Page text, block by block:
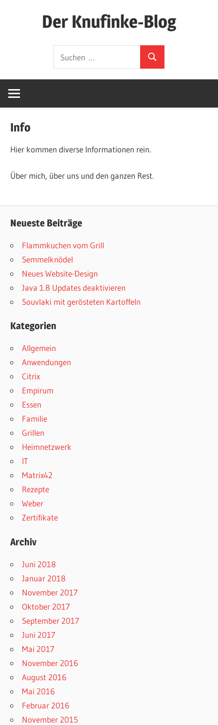
Der Knufinke-Blog
IT
nach:
Suchen
Info
Hier kommen diverse Informationen rein.
Über mich, über uns und den ganzen Rest.
Neueste Beiträge
Flammkuchen vom Grill
Semmelknödel
Neues Website-Design
Java 1.8 Updates deaktivieren
Souvlaki mit gerösteten Kartoffeln
Kategorien
Allgemein
Anwendungen
Citrix
Empirum
Essen
Familie
Grillen
Heimnetzwerk
IT
Matrix42
Rezepte
Weber
Zertifikate
Archiv
Juni 2018
Januar 2018
November 2017
Oktober 2017
September 2017
Juni 2017
Mai 2017
November 2016
August 2016
Mai 2016
Februar 2016
November 2015